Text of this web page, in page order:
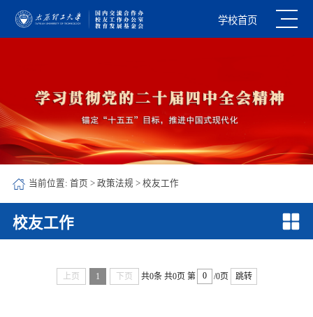
学校首页
当前位置: 首页 > 政策法规 > 校友工作
校友工作
上页 1 下页 共0条 共0页 第 /0页 跳转